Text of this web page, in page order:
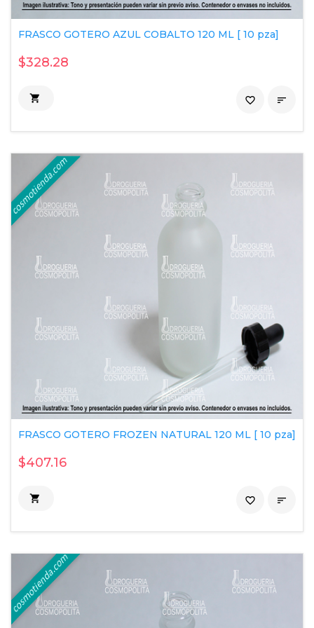
FRASCO GOTERO AZUL COBALTO 120 ML [ 10 pza]
$328.28
 
favorite_border
FRASCO GOTERO FROZEN NATURAL 120 ML [ 10 pza]
$407.16
 
favorite_border